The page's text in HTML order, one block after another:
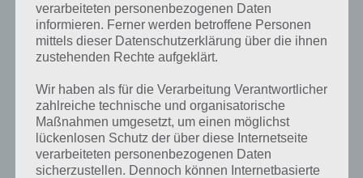
Bilder 1 Wort, doch welche Bedeutung hat dieses eigentlich und was
gibt es dazu zu wissen? Passt das Wort auch zu Irland? Zu
bestimmten Lösungen präsentieren wir daher auch immer eine
kurze Begriffserklärung!
Im Grunde gibt es für Zins nur eine Bedeutung, und das ist das
Entgelt, wenn jemanden über einen bestimmten Zeitraum Kapital,
also Geld, überlassen wird. So muss der Schuldner dem Gläubiger als
Gegenleistung ein Entgelt zahlen, dafür dass er ihm dieses Kapital
überlassen hat.
verarbeiteten personenbezogenen Daten
informieren. Ferner werden betroffene Personen
mittels dieser Datenschutzerklärung über die ihnen
zustehenden Rechte aufgeklärt.
Wir haben als für die Verarbeitung Verantwortlicher
zahlreiche technische und organisatorische
Maßnahmen umgesetzt, um einen möglichst
lückenlosen Schutz der über diese Internetseite
verarbeiteten personenbezogenen Daten
sicherzustellen. Dennoch können Internetbasierte